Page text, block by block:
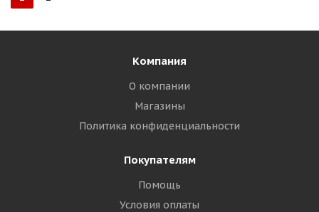
Компания
О компании
Магазины
Политика конфиденциальности
Покупателям
Помощь
Условия оплаты